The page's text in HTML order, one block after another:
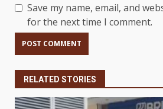
Save my name, email, and
for the next time I comment.
RELATED STORIES